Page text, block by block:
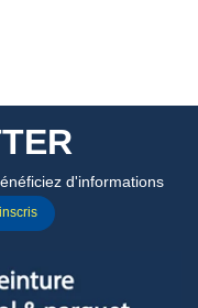
d'informations